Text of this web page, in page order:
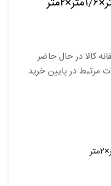
کالا در حال حاضر
مرتبط در پایین خرید